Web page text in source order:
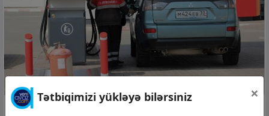
05 avq 2026, 23:03
Tətbiqimizi yükləyə bilərsiniz ×